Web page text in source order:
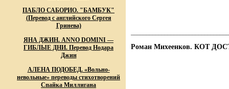
ПАБЛО САБОРИО. "БАМБУК"
(Перевод с английского Сергея
Гринева)
ЯНА ДЖИН. ANNO DOMINI —
ГИБЛЫЕ ДНИ. Перевод Нодара
Джин
АЛЕНА ПОДОБЕД. «Вольно-
невольные» переводы стихотворений
Спайка Миллигана
Роман Михеенков. КОТ